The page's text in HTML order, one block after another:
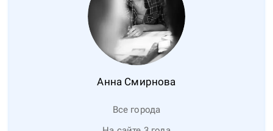
Анна Смирнова
Все города